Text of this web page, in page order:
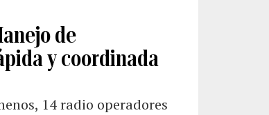
de
y coordinada
14 radio operadores